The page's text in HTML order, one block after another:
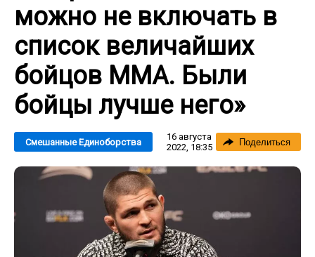
можно не включать в
список величайших
бойцов ММА. Были
бойцы лучше него»
Смешанные Единоборства
16 августа
2022, 18:35
Поделиться